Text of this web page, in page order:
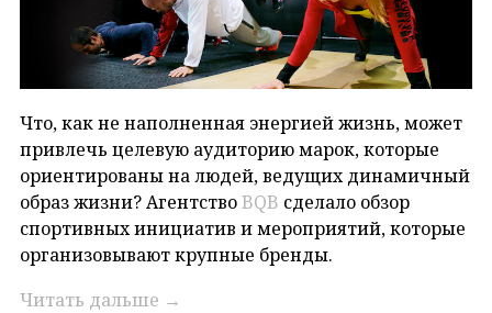
Что, как не наполненная энергией жизнь, может
привлечь целевую аудиторию марок, которые
ориентированы на людей, ведущих динамичный
образ жизни? АгентствоBQB сделало обзор
спортивных инициатив и мероприятий, которые
организовывают крупные бренды.
Читать дальше →